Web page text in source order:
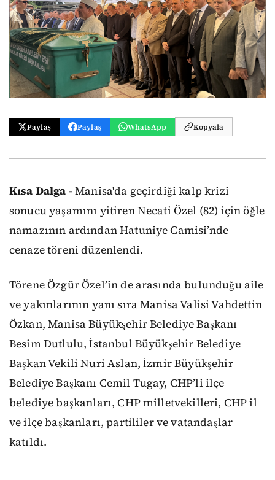
Paylaş Paylaş WhatsApp Kopyala
Kısa Dalga -Manisa'da geçirdiği kalp krizi
sonucu yaşamını yitiren Necati Özel (82) için öğle
namazının ardından Hatuniye Camisi’nde
cenaze töreni düzenlendi.
Törene Özgür Özel’in de arasında bulunduğu aile
ve yakınlarının yanı sıra Manisa Valisi Vahdettin
Özkan, Manisa Büyükşehir Belediye Başkanı
Besim Dutlulu, İstanbul Büyükşehir Belediye
Başkan Vekili Nuri Aslan, İzmir Büyükşehir
Belediye Başkanı Cemil Tugay, CHP’li ilçe
belediye başkanları, CHP milletvekilleri, CHP il
ve ilçe başkanları, partililer ve vatandaşlar
katıldı.